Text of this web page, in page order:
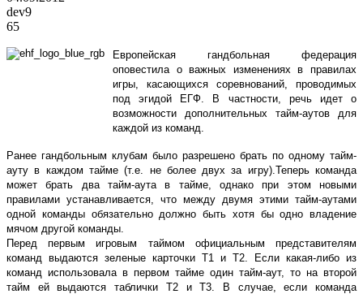
dev9
65
Европейская гандбольная федерация
оповестила о важных изменениях в правилах
игры, касающихся соревнований, проводимых
под эгидой ЕГФ. В частности, речь идет о
возможности дополнительных тайм-аутов для
каждой из команд.
Ранее гандбольным клубам было разрешено брать по одному тайм-
ауту в каждом тайме (т.е. не более двух за игру).Теперь команда
может брать два тайм-аута в тайме, однако при этом новыми
правилами устанавливается, что между двумя этими тайм-аутами
одной команды обязательно должно быть хотя бы одно владение
мячом другой команды.
Перед первым игровым таймом официальным представителям
команд выдаются зеленые карточки Т1 и Т2. Если какая-либо из
команд использовала в первом тайме один тайм-аут, то на второй
тайм ей выдаются таблички Т2 и Т3. В случае, если команда